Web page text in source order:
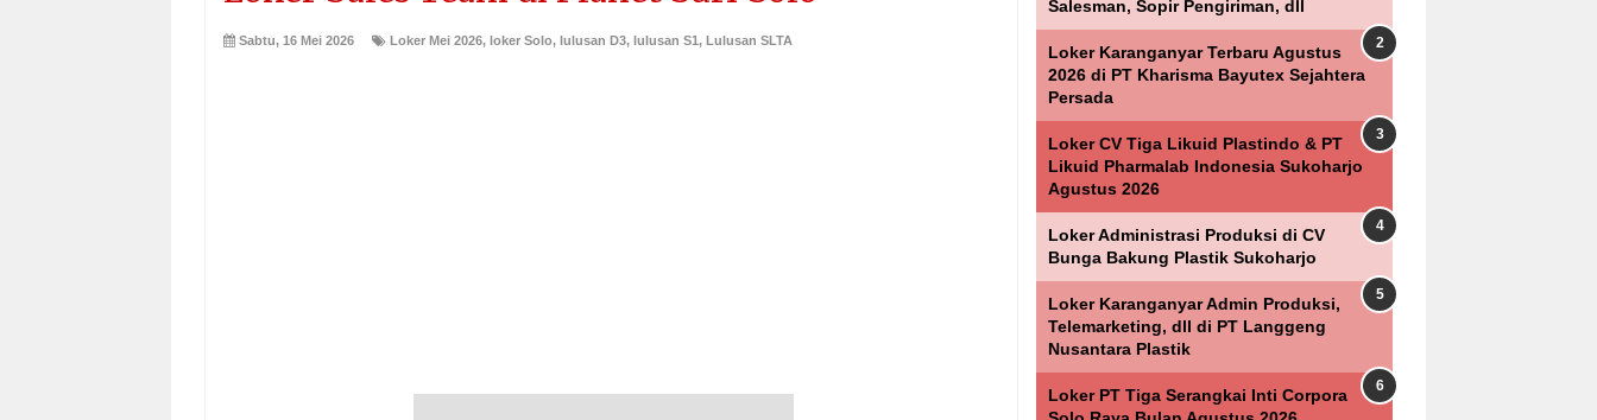
Sabtu, 16 Mei 2026 Loker Mei 2026, loker Solo, lulusan D3, lulusan S1, Lulusan SLTA
Salesman, Sopir Pengiriman, dll
Loker Karanganyar Terbaru Agustus
2026 di PT Kharisma Bayutex Sejahtera
Persada
Loker CV Tiga Likuid Plastindo & PT
Likuid Pharmalab Indonesia Sukoharjo
Agustus 2026
Loker Administrasi Produksi di CV
Bunga Bakung Plastik Sukoharjo
Loker Karanganyar Admin Produksi,
Telemarketing, dll di PT Langgeng
Nusantara Plastik
Loker PT Tiga Serangkai Inti Corpora